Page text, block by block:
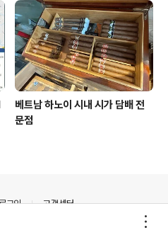
베트남 하노이 시내 시가 담배 전
문점
그인 고객센터